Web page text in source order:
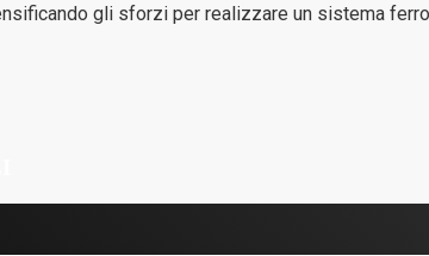
gli sforzi per realizzare un sistema